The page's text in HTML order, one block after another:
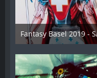
Fantasy Basel 2019 -
21. Mai 2019